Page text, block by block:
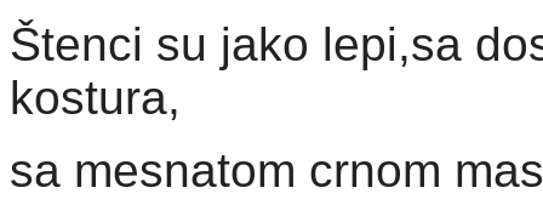
Štenci su jako lepi,sa
kostura,
sa mesnatom crnom